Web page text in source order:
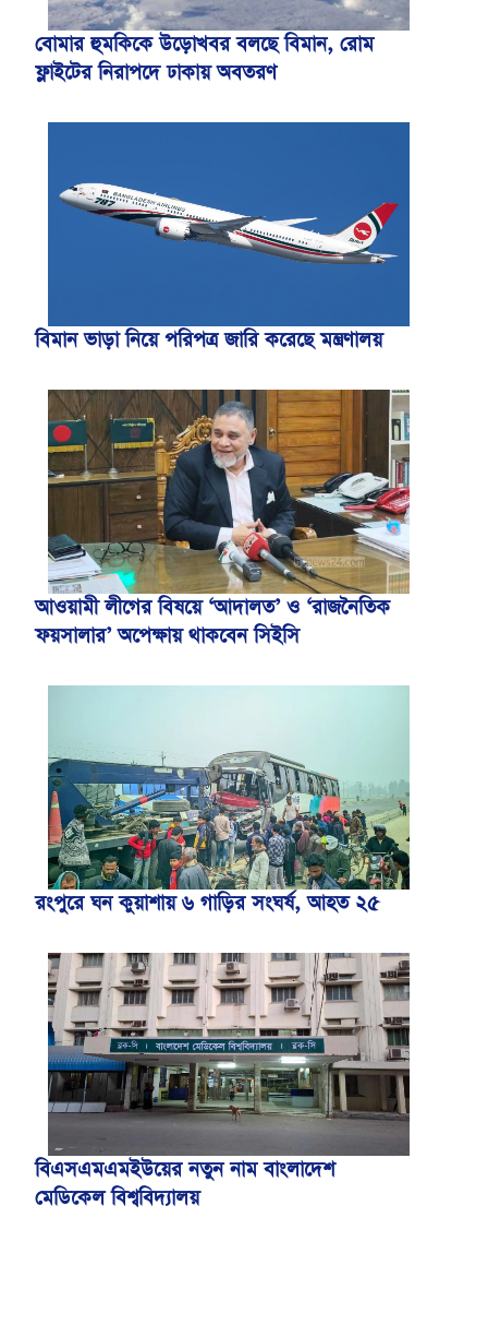
বোমার হুমকিকে উড়োখবর বলছে বিমান, রোম
ফ্লাইটের নিরাপদে ঢাকায় অবতরণ
বিমান ভাড়া নিয়ে পরিপত্র জারি করেছে মন্ত্রণালয়
আওয়ামী লীগের বিষয়ে ‘আদালত’ ও ‘রাজনৈতিক
ফয়সালার’ অপেক্ষায় থাকবেন সিইসি
রংপুরে ঘন কুয়াশায় ৬ গাড়ির সংঘর্ষ, আহত ২৫
বিএসএমএমইউয়ের নতুন নাম বাংলাদেশ
মেডিকেল বিশ্ববিদ্যালয়